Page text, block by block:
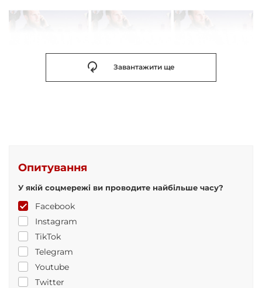
Завантажити ще
Опитування
У якій соцмережі ви проводите найбільше часу?
Facebook
Instagram
TikTok
Telegram
Youtube
Twitter